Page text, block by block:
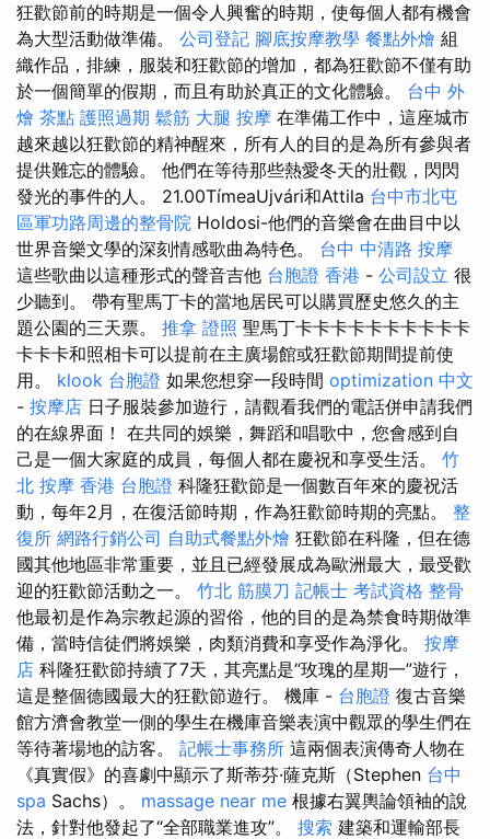
狂歡節前的時期是一個令人興奮的時期，使每個人都有機會
為大型活動做準備。 公司登記 腳底按摩教學 餐點外燴 組
織作品，排練，服裝和狂歡節的增加，都為狂歡節不僅有助
於一個簡單的假期，而且有助於真正的文化體驗。 台中 外
燴 茶點 護照過期 鬆筋 大腿 按摩 在準備工作中，這座城市
越來越以狂歡節的精神醒來，所有人的目的是為所有參與者
提供難忘的體驗。 他們在等待那些熱愛冬天的壯觀，閃閃
發光的事件的人。 21.00TímeaUjvári和Attila 台中市北屯
區軍功路周邊的整骨院 Holdosi-他們的音樂會在曲目中以
世界音樂文學的深刻情感歌曲為特色。 台中 中清路 按摩
這些歌曲以這種形式的聲音吉他 台胞證 香港 - 公司設立 很
少聽到。 帶有聖馬丁卡的當地居民可以購買歷史悠久的主
題公園的三天票。 推拿 證照 聖馬丁卡卡卡卡卡卡卡卡卡卡
卡卡卡和照相卡可以提前在主廣場館或狂歡節期間提前使
用。 klook 台胞證 如果您想穿一段時間 optimization 中文
- 按摩店 日子服裝參加遊行，請觀看我們的電話併申請我們
的在線界面！ 在共同的娛樂，舞蹈和唱歌中，您會感到自
己是一個大家庭的成員，每個人都在慶祝和享受生活。 竹
北 按摩 香港 台胞證 科隆狂歡節是一個數百年來的慶祝活
動，每年2月，在復活節時期，作為狂歡節時期的亮點。 整
復所 網路行銷公司 自助式餐點外燴 狂歡節在科隆，但在德
國其他地區非常重要，並且已經發展成為歐洲最大，最受歡
迎的狂歡節活動之一。 竹北 筋膜刀 記帳士 考試資格 整骨
他最初是作為宗教起源的習俗，他的目的是為禁食時期做準
備，當時信徒們將娛樂，肉類消費和享受作為淨化。 按摩
店 科隆狂歡節持續了7天，其亮點是“玫瑰的星期一”遊行，
這是整個德國最大的狂歡節遊行。 機庫 - 台胞證 復古音樂
館方濟會教堂一側的學生在機庫音樂表演中觀眾的學生們在
等待著場地的訪客。 記帳士事務所 這兩個表演傳奇人物在
《真實假》的喜劇中顯示了斯蒂芬·薩克斯（Stephen 台中
spa Sachs）。 massage near me 根據右翼輿論領袖的說
法，針對他發起了“全部職業進攻”。 搜索 建築和運輸部長